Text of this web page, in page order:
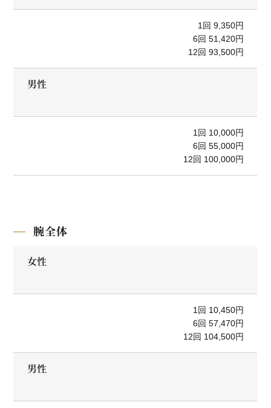
1回 9,350円
6回 51,420円
12回 93,500円
男性
1回 10,000円
6回 55,000円
12回 100,000円
腕全体
女性
1回 10,450円
6回 57,470円
12回 104,500円
男性